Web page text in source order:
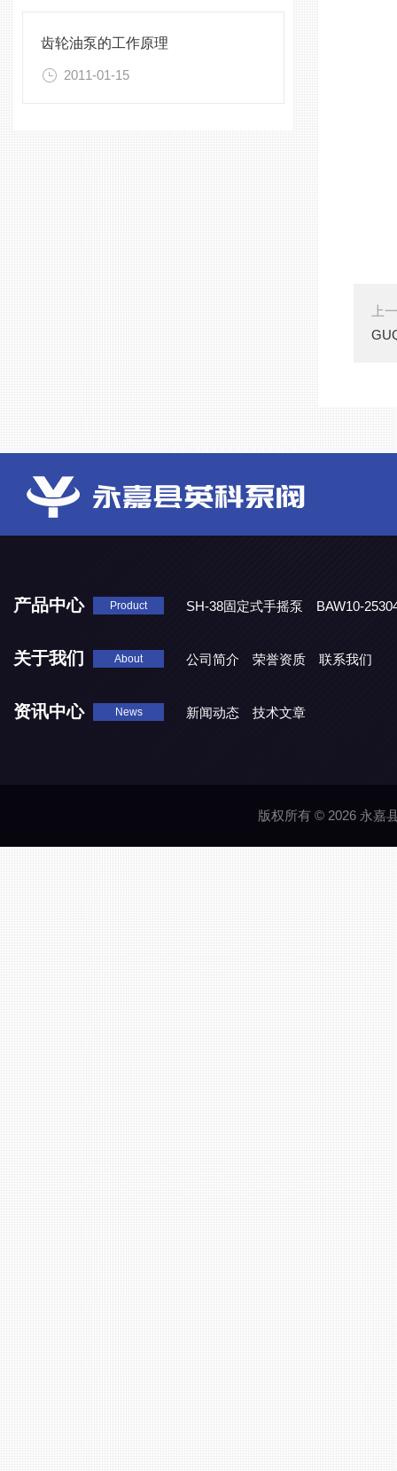
齿轮油泵的工作原理
2011-01-15
上
产品中心 Product SH-38固定式手摇泵
BAW10-
关于我们 About 公司简介 荣誉资质 联系我们
资讯中心 News 新闻动态 技术文章
版权所有 © 2026 永嘉